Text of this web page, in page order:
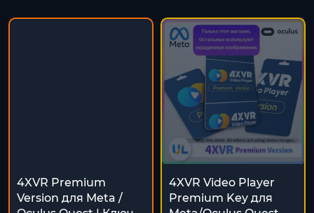
4XVR Premium
Version для Meta /
4XVR Video Player
Premium Key для